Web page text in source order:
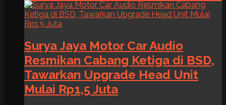
Surya Jaya Motor Car Audio
Resmikan Cabang Ketiga di BSD,
Tawarkan Upgrade Head Unit
Mulai Rp1,5 Juta